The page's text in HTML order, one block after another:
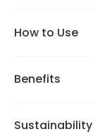
How to Use
Benefits